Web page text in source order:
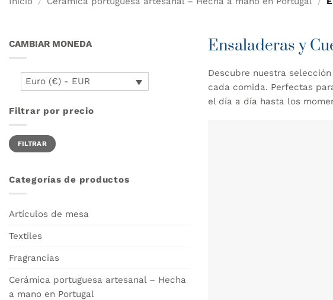
CAMBIAR MONEDA
Euro (€) - EUR
Filtrar por precio
Precio
mínimo
Precio
máximo
FILTRAR
Categorías de productos
Artículos de mesa
Textiles
Fragrancias
Cerámica portuguesa artesanal – Hecha
a mano en Portugal
Ensaladeras y
Descubre nuestra
cada comida. Perfectas
el día a día hasta los